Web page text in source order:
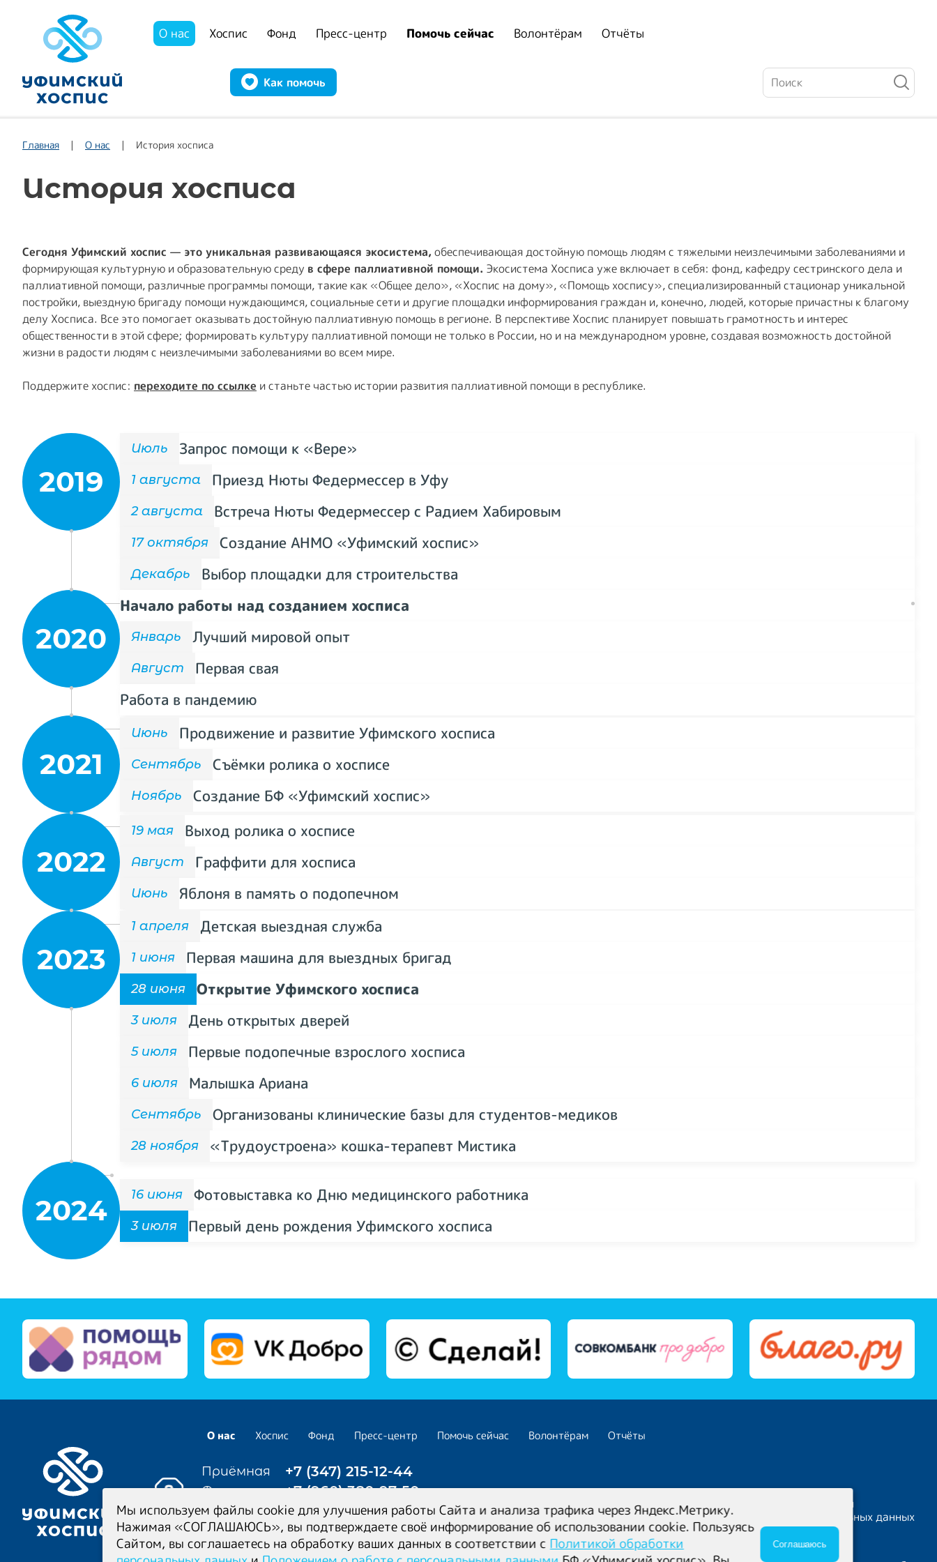
О нас Хоспис Фонд Пресс-центр Помочь сейчас Волонтёрам Отчёты
Как помочь
Главная О нас История хосписа
История хосписа
Сегодня Уфимский хоспис — это уникальная развивающаяся экосистема, обеспечивающая достойную помощь людям с тяжелыми неизлечимыми заболеваниями и
формирующая культурную и образовательную среду в сфере паллиативной помощи. Экосистема Хосписа уже включает в себя: фонд, кафедру сестринского дела и
паллиативной помощи, различные программы помощи, такие как «Общее дело», «Хоспис на дому», «Помощь хоспису», специализированный стационар уникальной
постройки, выездную бригаду помощи нуждающимся, социальные сети и другие площадки информирования граждан и, конечно, людей, которые причастны к благому
делу Хосписа. Все это помогает оказывать достойную паллиативную помощь в регионе. В перспективе Хоспис планирует повышать грамотность и интерес
общественности в этой сфере; формировать культуру паллиативной помощи не только в России, но и на международном уровне, создавая возможность достойной
жизни в радости людям с неизлечимыми заболеваниями во всем мире.
Поддержите хоспис: переходите по ссылке и станьте частью истории развития паллиативной помощи в республике.
2019
Июль Запрос помощи к «Вере»
1 августа Приезд Нюты Федермессер в Уфу
2 августа Встреча Нюты Федермессер с Радием Хабировым
17 октября Создание АНМО «Уфимский хоспис»
Декабрь Выбор площадки для строительства
2020
Начало работы над созданием хосписа
Январь Лучший мировой опыт
Август
Первая свая
Работа в пандемию
2021
Июнь Продвижение и развитие Уфимского хосписа
Сентябрь Съёмки ролика о хосписе
Ноябрь Создание БФ «Уфимский хоспис»
2022
19 мая Выход ролика о хосписе
Август Граффити для хосписа
Июнь Яблоня в память о подопечном
2023
1 апреля Детская выездная служба
1 июня Первая машина для выездных бригад
28 июня Открытие Уфимского хосписа
3 июля День открытых дверей
5 июля Первые подопечные взрослого хосписа
6 июля Малышка Ариана
Сентябрь Организованы клинические базы для студентов-медиков
28 ноября «Трудоустроена» кошка-терапевт Мистика
2024 16 июня Фотовыставка ко Дню медицинского работника
3 июля Первый день рождения Уфимского хосписа
О нас Хоспис Фонд Пресс-центр Помочь сейчас Волонтёрам Отчёты
Приёмная +7 (347) 215-12-44
Фонд +7 (960) 380-97-50
Медицинский
координатор
(круглосуточно)
+7 (347) 299-68-36
Политика конфиденциальности
Политика обработки персональных данных
Мы используем файлы cookie для улучшения работы Сайта и анализа трафика через Яндекс.Метрику.
Нажимая «СОГЛАШАЮСЬ», вы подтверждаете своё информирование об использовании cookie. Пользуясь
Сайтом, вы соглашаетесь на обработку ваших данных в соответствии с Политикой обработки
Соглашаюсь